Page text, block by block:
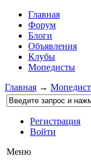
Главная
Форум
Блоги
Объявления
Клубы
Мопедисты
Главная →
Регистрация
Войти
Меню